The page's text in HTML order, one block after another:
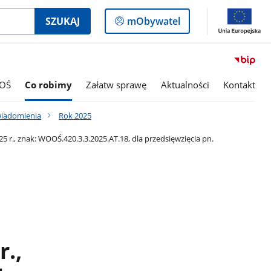
SZUKAJ
Logowanie
do
mObywatel
Co robimy Załatw sprawę Aktualności Kontakt
Rok 2025
znak: WOOŚ.420.3.3.2025.AT.18, dla przedsięwzięcia pn.